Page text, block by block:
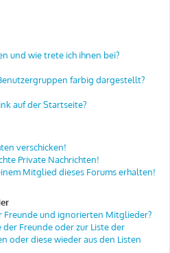
und wie trete ich ihnen bei?
farbig dargestellt?
auf der Startseite?
verschicken!
Private Nachrichten!
Mitglied dieses Forums erhalten!
Freunde und ignorierten Mitglieder?
Freunde oder zur Liste der
oder diese wieder aus den Listen